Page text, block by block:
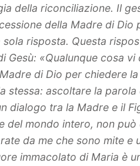
della riconciliazione. Il
della Madre di Dio
sola risposta. Questa
Gesù: «Qualunque cosa
di Dio per chiedere
stessa: ascoltare la
dialogo tra la Madre e il
del mondo intero, non può
da me che sono mite e
immacolato di Maria è